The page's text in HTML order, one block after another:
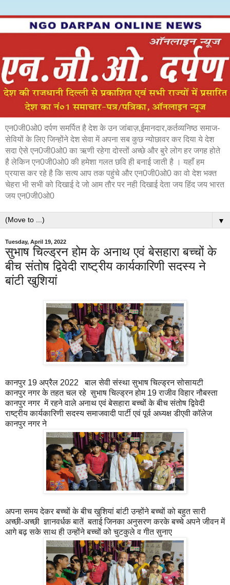
एन0जी0ओ0 दर्पण समर्पित है देश के उन जांबाज़,ईमानदार,कर्तव्यनिष्ठ समाज-
सेवियों के लिए जिन्होंने देश सेवा में अपना सब कुछ न्योछावर कर दिया ये देश
सदा ऐसे एन0जी0ओ0 का ऋणी रहेगा दोस्तों अच्छे और बुरे लोग हर जगह होते
है लेकिन एन0जी0ओ0 की हमेशा गलत छवि ही बनाई जाती है । यहाँ हम
प्रयास कर रहे है कि सत्य आप तक पहुंचे और एन0जी0ओ0 का वो देश भक्त
चेहरा भी सभी को दिखाई दे जो आम तौर पर नही दिखाई देता जय हिंद जय भारत
जय एन0जी0ओ0
▼
Tuesday, April 19, 2022
सुभाष चिल्ड्रन होम के अनाथ एवं बेसहारा बच्चों के
बीच संतोष द्विवेदी राष्ट्रीय कार्यकारिणी सदस्य ने
बांटी खुशियां
कानपुर 19 अप्रैल 2022 बाल सेवी संस्था सुभाष चिल्ड्रन सोसायटी
कानपुर नगर के तहत चल रहे सुभाष चिल्ड्रन होम 19 राजीव विहार नौबस्ता
कानपुर नगर में रहने वाले अनाथ एवं बेसहारा बच्चों के बीच संतोष द्विवेदी
राष्ट्रीय कार्यकारिणी सदस्य समाजवादी पार्टी एवं पूर्व अध्यक्ष डीएवी कॉलेज
कानपुर नगर ने
अपना समय देकर बच्चों के बीच खुशियां बांटी उन्होंने बच्चों को बहुत सारी
अच्छी-अच्छी ज्ञानवर्धक बातें बताई जिनका अनुसरण करके बच्चे अपने जीवन में
आगे बढ़ सके साथ ही उन्होंने बच्चों को चुटकुले व गीत सुनाए